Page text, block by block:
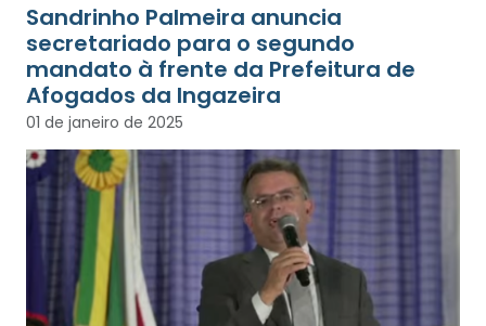
Sandrinho Palmeira anuncia
secretariado para o segundo
mandato à frente da Prefeitura de
Afogados da Ingazeira
01 de janeiro de 2025